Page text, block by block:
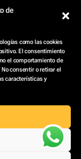
de
como las cookies
El consentimiento
el comportamiento de
consentir o retirar el
características y